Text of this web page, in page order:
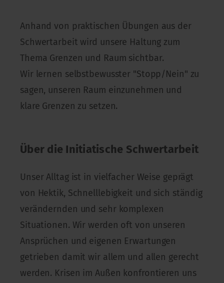
Anhand von praktischen Übungen aus der
Schwertarbeit wird unsere Haltung zum
Thema Grenzen und Raum sichtbar.
Wir lernen selbstbewusster "Stopp/Nein" zu
sagen, unseren Raum einzunehmen und
klare Grenzen zu setzen.
Über die Initiatische Schwertarbeit
Unser Alltag ist in vielfacher Weise geprägt
von Hektik, Schnelllebigkeit und sich ständig
verändernden und sehr komplexen
Situationen. Wir werden oft von unseren
Ansprüchen und eigenen Erwartungen
getrieben damit wir allem und allen gerecht
werden. Krisen im Außen konfrontieren uns